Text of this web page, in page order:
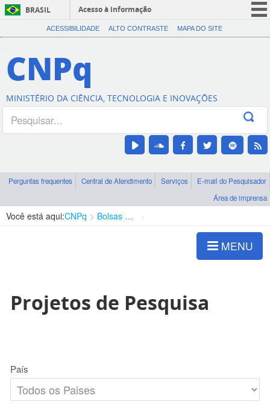
BRASIL
Acesso à informação
CORONAVÍRUS (COVID-19)
Canais
ACESSIBILIDADE ALTO CONTRASTE MAPA DO SITE
CNPq
MINISTÉRIO DA CIÊNCIA, TECNOLOGIA E INOVAÇÕES
Perguntas frequentes Central de Atendimento Serviços
E-mail do Pesquisador
Área de imprensa
Você está aqui:CNPq Bolsas e Auxílios Vigentes
MENU
Projetos de Pesquisa
País